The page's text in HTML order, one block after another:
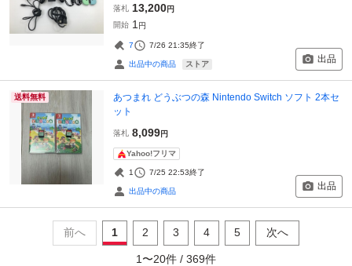
落札 13,200円
開始 1 円
7 7/26 21:35終了
出品中の商品 ストア 出品
送料無料
あつまれ どうぶつの森 Nintendo Switch ソフト 2本セ
ット
落札 8,099円
Yahoo!フリマ
1 7/25 22:53終了
出品中の商品 出品
前へ 1 2 3 4 5 次へ
1 〜20件 / 369件